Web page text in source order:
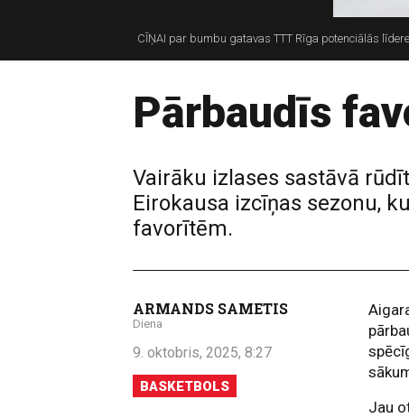
CĪŅAI par bumbu gatavas TTT Rīga potenciālās
Pārbaudīs
Vairāku izlases sastāvā
Eirokausa izcīņas sezonu,
favorītēm.
ARMANDS SAMETIS
Diena
9. oktobris, 2025, 8:27
BASKETBOLS
Jau